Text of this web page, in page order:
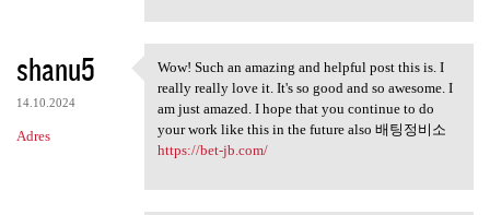
shanu5
14.10.2024
Adres
Wow! Such an amazing and
Wow! Such an amazing and helpful post this is. I
really really love it. It's so good and so awesome. I
am just amazed. I hope that you continue to do
your work like this in the future also 배팅정비소
https://bet-jb.com/